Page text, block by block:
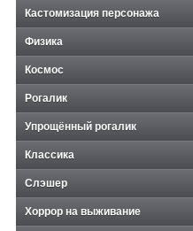
Кастомизация персонажа
Физика
Космос
Рогалик
Упрощённый рогалик
Классика
Слэшер
Хоррор на выживание